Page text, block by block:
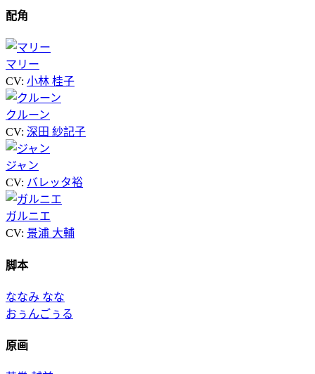
配角
マリー
CV: 小林 桂子
クルーン
CV: 深田 紗記子
ジャン
CV: バレッタ裕
ガルニエ
CV: 景浦 大輔
脚本
ななみ なな
おぅんごぅる
原画